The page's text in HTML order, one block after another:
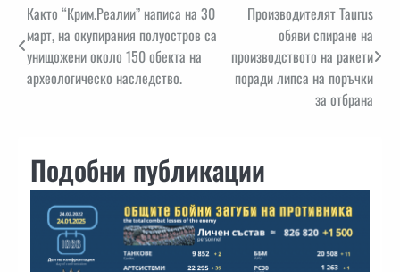
Навигация
Както “Крим.Реалии” написа на 30
март, на окупирания полуостров са
унищожени около 150 обекта на
археологическо наследство.
Производителят Taurus
обяви спиране на
производството на ракети
поради липса на поръчки
за отбрана
Подобни публикации